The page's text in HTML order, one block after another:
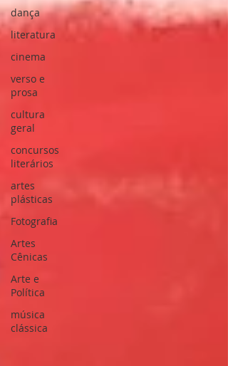
dança
literatura
cinema
verso e
prosa
cultura
geral
concursos
literários
artes
plásticas
Fotografia
Artes
Cênicas
Arte e
Política
música
clássica